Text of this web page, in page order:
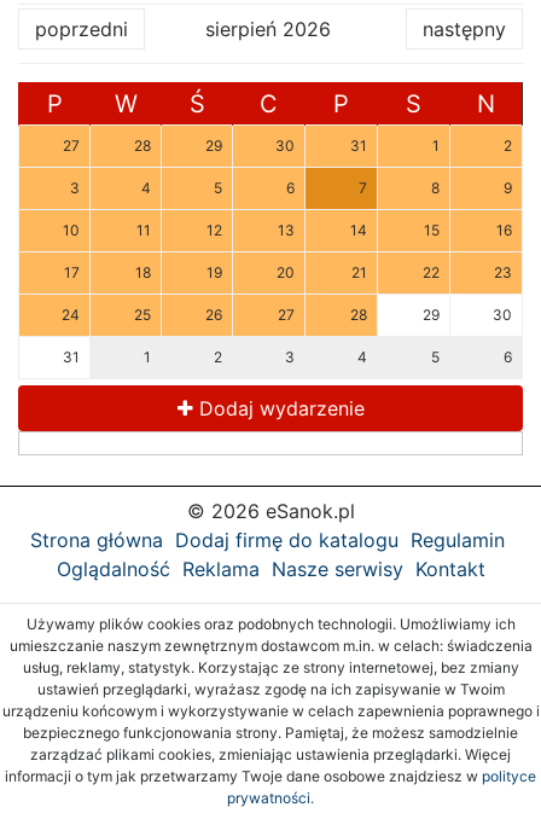
poprzedni sierpień 2026 następny
P W Ś C P S N
27 28 29 30 31 1 2
3 4 5 6 7 8 9
10 11 12 13 14 15 16
17 18 19 20 21 22 23
24 25 26 27 28 29 30
31 1 2 3 4 5 6
Dodaj wydarzenie
© 2026 eSanok.pl
Strona główna Dodaj firmę do katalogu Regulamin
Oglądalność Reklama Nasze serwisy Kontakt
Używamy plików cookies oraz podobnych technologii. Umożliwiamy ich
umieszczanie naszym zewnętrznym dostawcom m.in. w celach: świadczenia
usług, reklamy, statystyk. Korzystając ze strony internetowej, bez zmiany
ustawień przeglądarki, wyrażasz zgodę na ich zapisywanie w Twoim
urządzeniu końcowym i wykorzystywanie w celach zapewnienia poprawnego i
bezpiecznego funkcjonowania strony. Pamiętaj, że możesz samodzielnie
zarządzać plikami cookies, zmieniając ustawienia przeglądarki. Więcej
informacji o tym jak przetwarzamy Twoje dane osobowe znajdziesz w polityce
prywatności.